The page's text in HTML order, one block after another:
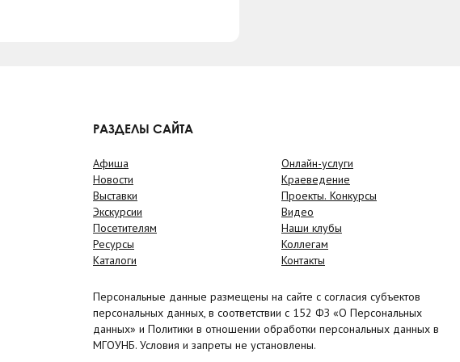
РАЗДЕЛЫ САЙТА
Афиша
Новости
Выставки
Экскурсии
Посетителям
Ресурсы
Каталоги
Онлайн-услуги
Краеведение
Проекты. Конкурсы
Видео
Наши клубы
Коллегам
Контакты
Персональные данные размещены на сайте с согласия субъектов
персональных данных, в соответствии с 152 ФЗ «О Персональных
данных» и Политики в отношении обработки персональных данных в
МГОУНБ. Условия и запреты не установлены.